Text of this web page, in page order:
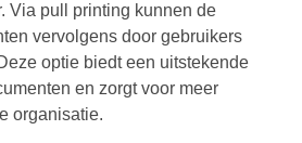
Via pull printing kunnen de
vervolgens door gebruikers
optie biedt een uitstekende
en zorgt voor meer
organisatie.